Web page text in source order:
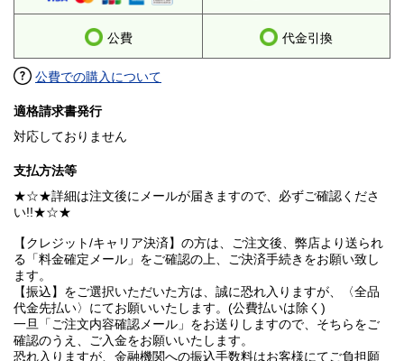
公費 代金引換
公費での購入について
適格請求書発行
対応しておりません
支払方法等
★☆★詳細は注文後にメールが届きますので、必ずご確認くださ
い!!★☆★
【クレジット/キャリア決済】の方は、ご注文後、弊店より送られ
る「料金確定メール」をご確認の上、ご決済手続きをお願い致し
ます。
【振込】をご選択いただいた方は、誠に恐れ入りますが、〈全品
代金先払い〉にてお願いいたします。(公費払いは除く)
一旦「ご注文内容確認メール」をお送りしますので、そちらをご
確認のうえ、ご入金をお願いいたします。
恐れ入りますが、金融機関への振込手数料はお客様にてご負担願